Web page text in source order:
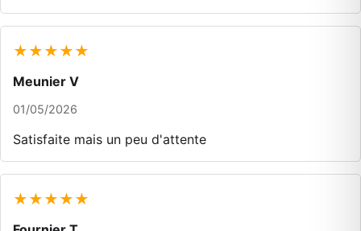
★★★★★
Meunier V
01/05/2026
Satisfaite mais un peu d'attente
★★★★★